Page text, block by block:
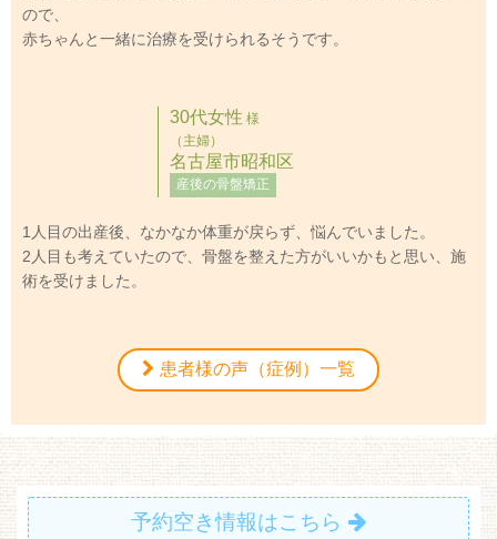
ので、
赤ちゃんと一緒に治療を受けられるそうです。
30代女性 様
（主婦）
名古屋市昭和区
産後の骨盤矯正
1人目の出産後、なかなか体重が戻らず、悩んでいました。
2人目も考えていたので、骨盤を整えた方がいいかもと思い、施
術を受けました。
患者様の声（症例）一覧
予約空き情報はこちら